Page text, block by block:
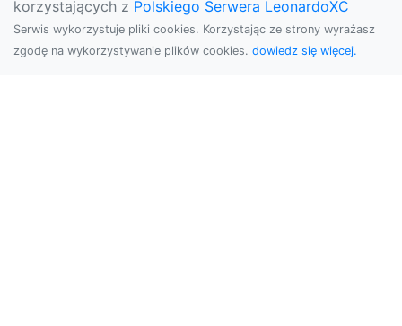
korzystających z Polskiego Serwera LeonardoXC
Serwis wykorzystuje pliki cookies. Korzystając ze strony wyrażasz
zgodę na wykorzystywanie plików cookies. dowiedz się więcej.